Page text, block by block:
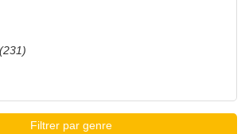
(231)
Filtrer par genre